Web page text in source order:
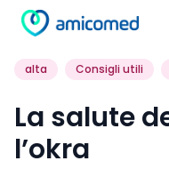
alta Consigli utili
La salute
l’okra